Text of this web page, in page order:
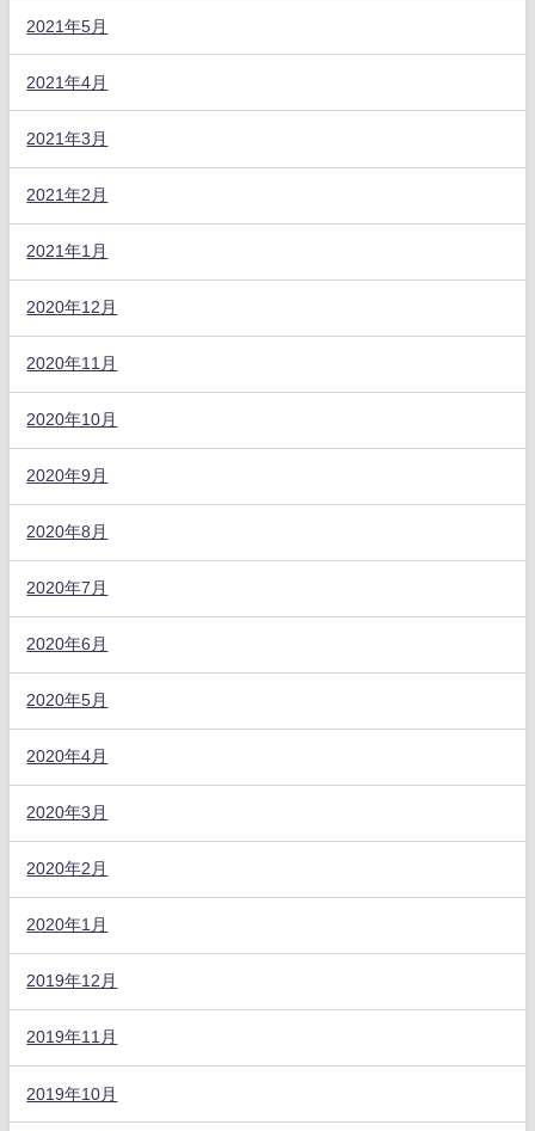
2021年5月
2021年4月
2021年3月
2021年2月
2021年1月
2020年12月
2020年11月
2020年10月
2020年9月
2020年8月
2020年7月
2020年6月
2020年5月
2020年4月
2020年3月
2020年2月
2020年1月
2019年12月
2019年11月
2019年10月